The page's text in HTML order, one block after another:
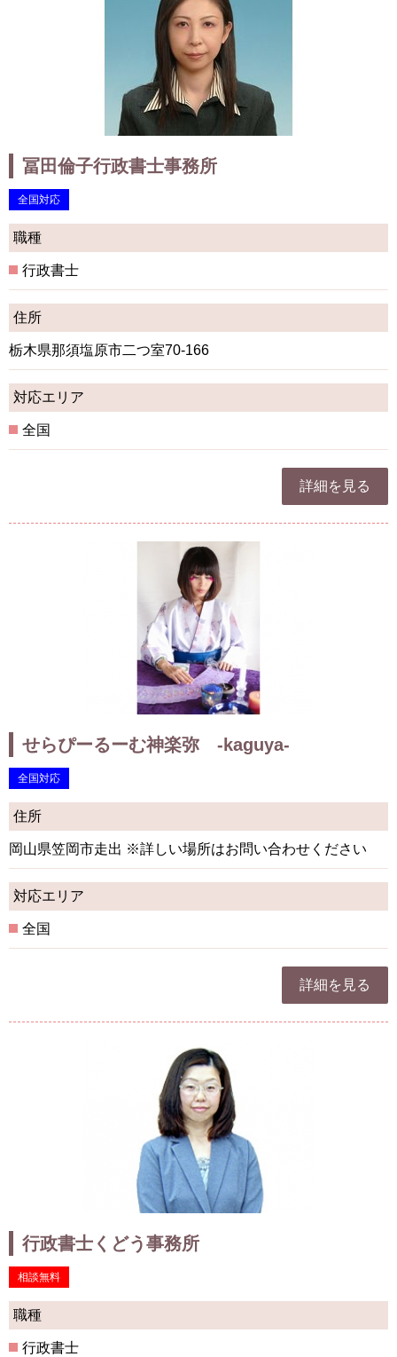
冨田倫子行政書士事務所
全国対応
職種
行政書士
住所
栃木県那須塩原市二つ室70-166
対応エリア
全国
詳細を見る
せらぴーるーむ神楽弥 -kaguya-
全国対応
住所
岡山県笠岡市走出 ※詳しい場所はお問い合わせください
対応エリア
全国
詳細を見る
行政書士くどう事務所
相談無料
職種
行政書士